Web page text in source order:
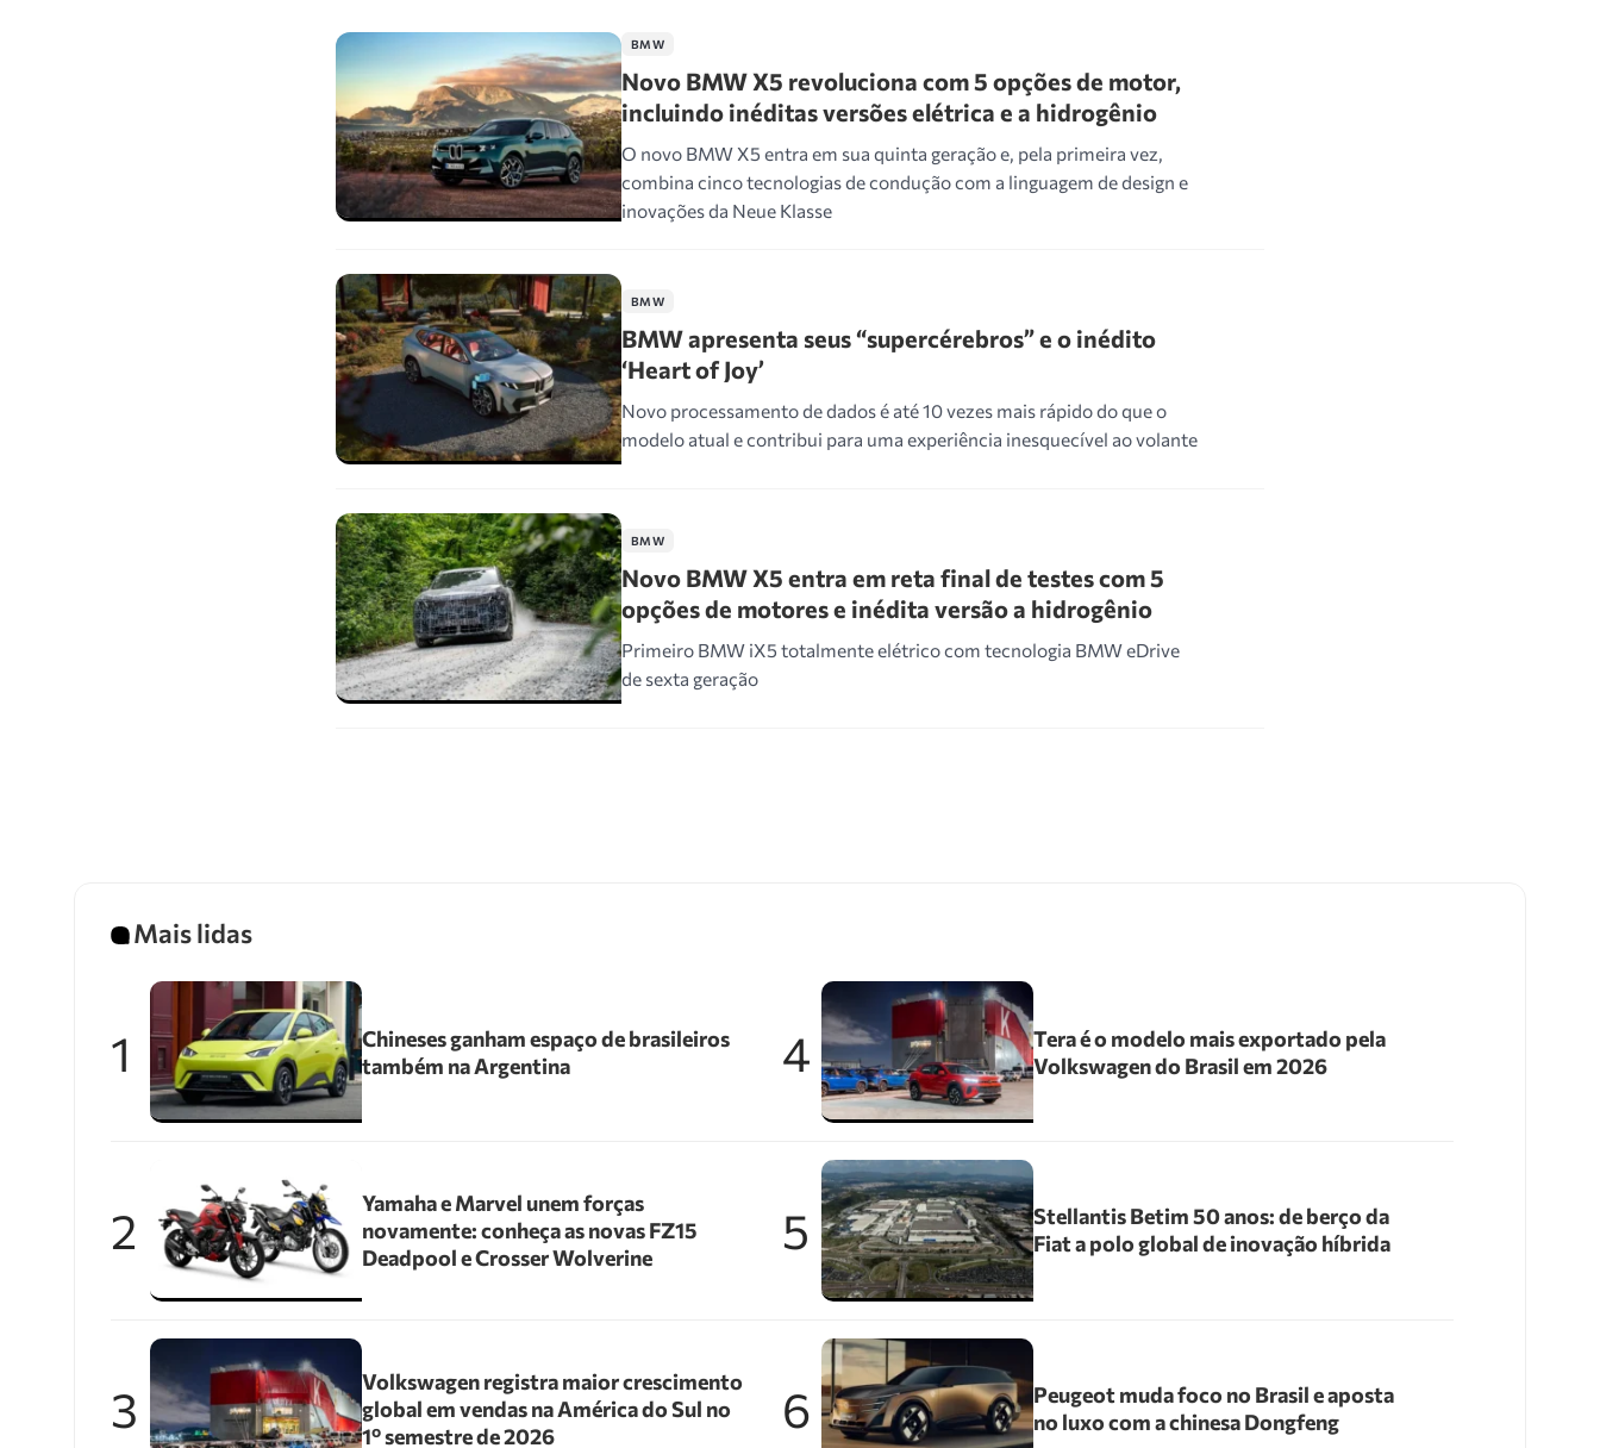
BMW
Novo BMW X5 revoluciona com 5 opções de motor,
incluindo inéditas versões elétrica e a hidrogênio
O novo BMW X5 entra em sua quinta geração e, pela primeira vez,
combina cinco tecnologias de condução com a linguagem de design e
inovações da Neue Klasse
BMW
BMW apresenta seus “supercérebros” e o inédito
‘Heart of Joy’
Novo processamento de dados é até 10 vezes mais rápido do que o
modelo atual e contribui para uma experiência inesquecível ao volante
BMW
Novo BMW X5 entra em reta final de testes com 5
opções de motores e inédita versão a hidrogênio
Primeiro BMW iX5 totalmente elétrico com tecnologia BMW eDrive
de sexta geração
Mais lidas
1
Chineses ganham espaço de brasileiros
também na Argentina
2
Yamaha e Marvel unem forças
novamente: conheça as novas FZ15
Deadpool e Crosser Wolverine
3
Volkswagen registra maior crescimento
global em vendas na América do Sul no
1º semestre de 2026
4
Tera é o modelo mais exportado pela
Volkswagen do Brasil em 2026
5
Stellantis Betim 50 anos: de berço da
Fiat a polo global de inovação híbrida
6
Peugeot muda foco no Brasil e aposta
no luxo com a chinesa Dongfeng